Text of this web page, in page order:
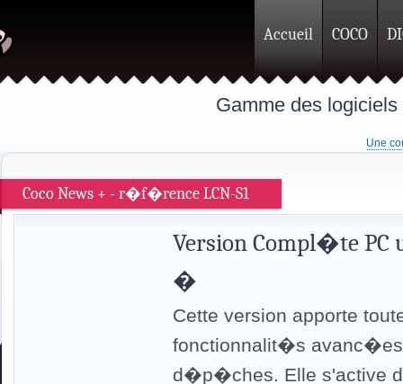
Accueil COCO
Gamme des
Une
Coco News + - r�f�rence LCN-S1
Version Compl�te PC
�
Cette version apporte
fonctionnalit�s
d�p�ches. Elle s'active